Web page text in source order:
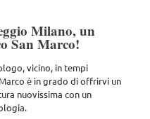
Milano, un
San Marco!
vicino, in tempi
è in grado di offrirvi un
nuovissima con un